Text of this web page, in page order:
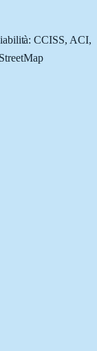
CCISS, ACI,